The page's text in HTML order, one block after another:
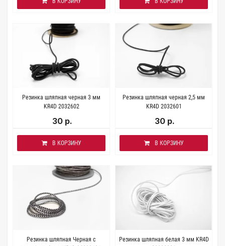
Резинка шляпная черная 3 мм
KR4D 2032602
30 р.
В КОРЗИНУ
Резинка шляпная черная 2,5 мм
KR4D 2032601
30 р.
В КОРЗИНУ
Резинка шляпная Черная с
Резинка шляпная белая 3 мм KR4D